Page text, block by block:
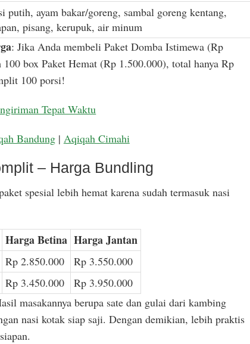
putih, ayam bakar/goreng, sambal goreng kentang,
pisang, kerupuk, air minum
: Jika Anda membeli Paket Domba Istimewa (Rp
box Paket Hemat (Rp 1.500.000), total hanya Rp
100 porsi!
Tepat Waktu
Bandung| Aqiqah Cimahi
– Harga Bundling
spesial lebih hemat karena sudah termasuk nasi
Harga Betina Harga Jantan
Rp 2.850.000
Rp 3.550.000
Rp 3.450.000
Rp 3.950.000
masakannya berupa sate dan gulai dari kambing
nasi kotak siap saji. Dengan demikian, lebih praktis